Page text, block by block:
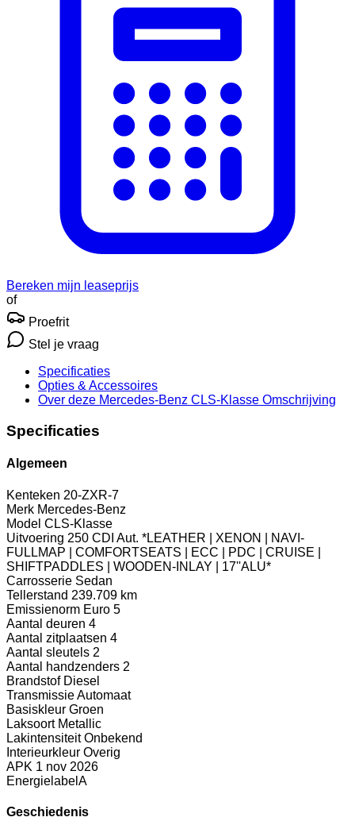
Bereken mijn leaseprijs
of
Proefrit
Stel je vraag
Specificaties
Opties & Accessoires
Over deze Mercedes-Benz CLS-Klasse Omschrijving
Specificaties
Algemeen
Kenteken 20-ZXR-7
Merk Mercedes-Benz
Model CLS-Klasse
Uitvoering 250 CDI Aut. *LEATHER | XENON | NAVI-
FULLMAP | COMFORTSEATS | ECC | PDC | CRUISE |
SHIFTPADDLES | WOODEN-INLAY | 17''ALU*
Carrosserie Sedan
Tellerstand 239.709 km
Emissienorm Euro 5
Aantal deuren 4
Aantal zitplaatsen 4
Aantal sleutels 2
Aantal handzenders 2
Brandstof Diesel
TransmissieAutomaat
Basiskleur Groen
Laksoort Metallic
Lakintensiteit Onbekend
Interieurkleur Overig
APK 1 nov 2026
Energielabel A
Geschiedenis